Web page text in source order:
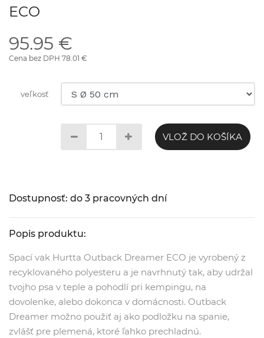
ECO
95.95 €
Cena bez DPH 78.01 €
veľkosť
VLOŽ DO KOŠÍKA
Dostupnosť: do 3 pracovných dní
Popis produktu:
Spací vak Hurtta Outback Dreamer ECO je vyrobený z
recyklovaného polyesteru a je navrhnutý tak, aby udržal
tvojho psa v teple a pohodlí pri kempingu, na
dovolenke, alebo dokonca v domácnosti. Outback
Dreamer možno použiť aj ako podložku na spanie,
zvlášť pre plemená, ktoré ľahko prechladnú.